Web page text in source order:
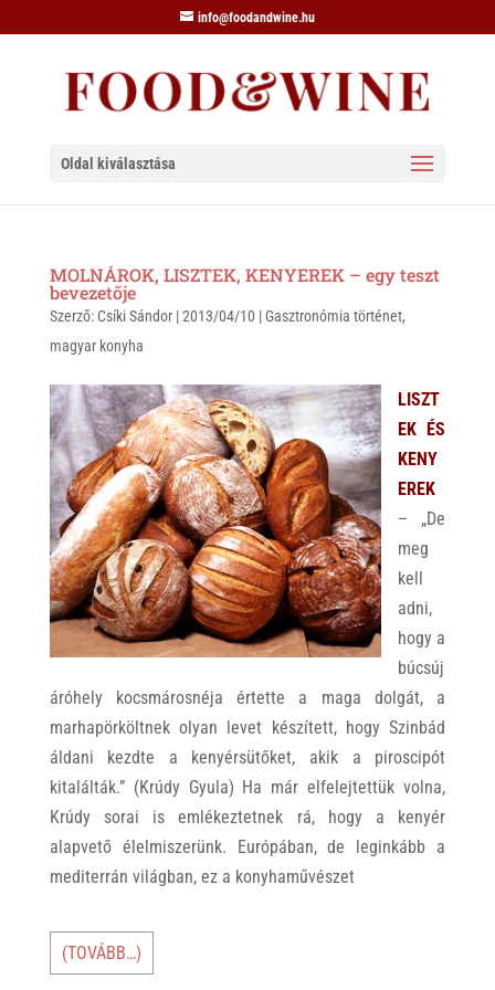
info@foodandwine.hu
Oldal kiválasztása
MOLNÁROK, LISZTEK, KENYEREK – egy teszt
bevezetője
Szerző: Csíki Sándor|2013/04/10 |Gasztronómia történet,
magyar konyha
LISZT
EK ÉS
KENY
EREK
– „De
meg
kell
adni,
hogy a
búcsúj
áróhely kocsmárosnéja értette a maga dolgát, a
marhapörköltnek olyan levet készített, hogy Szinbád
áldani kezdte a kenyérsütőket, akik a piroscipót
kitalálták.” (Krúdy Gyula) Ha már elfelejtettük volna,
Krúdy sorai is emlékeztetnek rá, hogy a kenyér
alapvető élelmiszerünk. Európában, de leginkább a
mediterrán világban, ez a konyhaművészet
(TOVÁBB…)